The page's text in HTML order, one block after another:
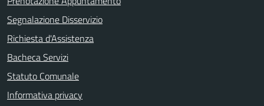
Segnalazione Disservizio
Richiesta d'Assistenza
Bacheca Servizi
Statuto Comunale
Informativa privacy